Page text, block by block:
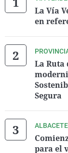
La Vía
en
La Ruta
Segura
ALBACETE
para el